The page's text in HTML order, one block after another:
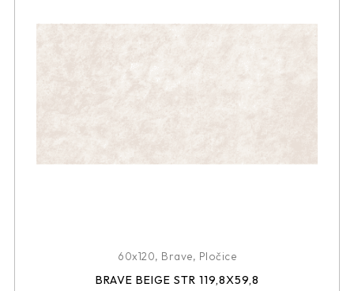
60x120, Brave, Pločice
BRAVE BEIGE STR 119,8X59,8